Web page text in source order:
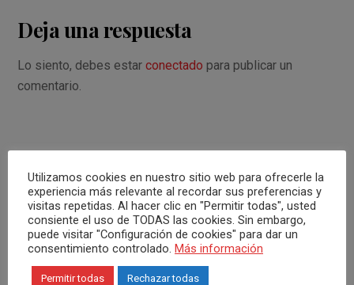
Deja una respuesta
Lo siento, debes estarconectado para publicar un
comentario.
ARCHIVOS
noviembre 2022
Utilizamos cookies en nuestro sitio web para ofrecerle la
experiencia más relevante al recordar sus preferencias y
visitas repetidas. Al hacer clic en "Permitir todas", usted
consiente el uso de TODAS las cookies. Sin embargo,
puede visitar "Configuración de cookies" para dar un
consentimiento controlado. Más información
Permitir todas Rechazar todas